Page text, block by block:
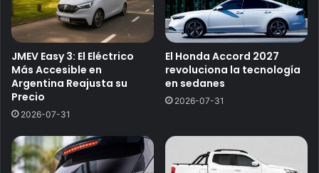
JMEV Easy 3: El Eléctrico
Más Accesible en
Argentina Reajusta su
Precio
2026-07-31
El Honda Accord 2027
revoluciona la tecnología
en sedanes
2026-07-31